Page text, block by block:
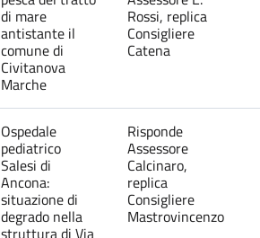
di mare
antistante il
comune di
Civitanova
Marche
Rossi, replica
Consigliere
Catena
Ospedale
pediatrico
Salesi di
Ancona:
situazione di
degrado nella
struttura di Via
Risponde
Assessore
Calcinaro,
replica
Consigliere
Mastrovincenzo